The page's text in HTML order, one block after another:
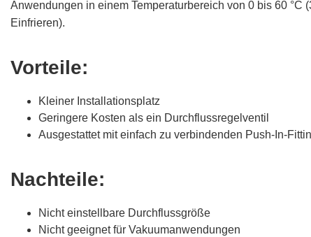
Anwendungen in einem Temperaturbereich von 0 bis 60 °C
Einfrieren).
Vorteile:
Kleiner Installationsplatz
Geringere Kosten als ein Durchflussregelventil
Ausgestattet mit einfach zu verbindenden Push-In-
Nachteile:
Nicht einstellbare Durchflussgröße
Nicht geeignet für Vakuumanwendungen